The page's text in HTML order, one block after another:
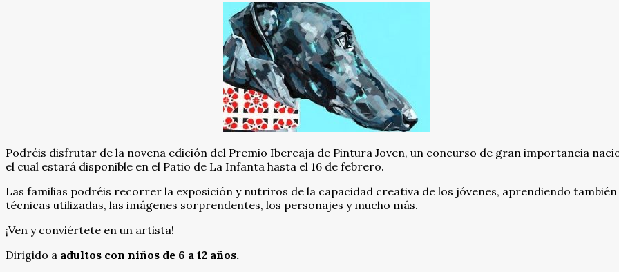
Podréis disfrutar de la novena edición del Premio Ibercaja de Pintura Joven, un concurso de gran importancia
el cual estará disponible en el Patio de La Infanta hasta el 16 de febrero.
Las familias podréis recorrer la exposición y nutriros de la capacidad creativa de los jóvenes, aprendiendo también
técnicas utilizadas, las imágenes sorprendentes, los personajes y mucho más.
¡Ven y conviértete en un artista!
Dirigido a adultos con niños de 6 a 12 años.